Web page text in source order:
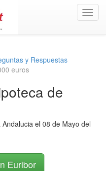
y Respuestas
euros
de
el 08 de Mayo del
Euribor